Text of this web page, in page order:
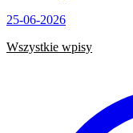
25-06-2026
Wszystkie wpisy